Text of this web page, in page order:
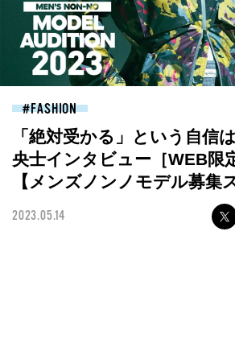
FASHION
「絶対受かる」という自信
央士インタビュー［WEB限
【メンズノンノモデル募集
2023.05.14